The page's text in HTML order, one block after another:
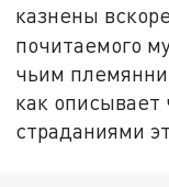
казнены
почитаемого
чьим
как описывает
страданиями